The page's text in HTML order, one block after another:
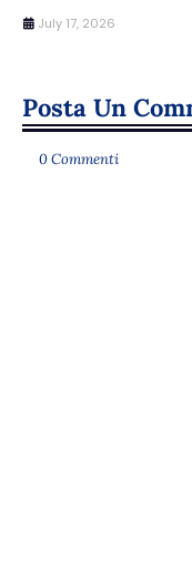
July 17, 2026
Posta Un
0 Commenti